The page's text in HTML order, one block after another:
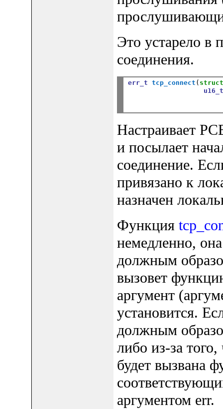
Это устарело в
соединения.
err_t tcp_connect ( struct
u16_t
Настраивает
и посылает
соединение.
привязано к
назначен
Функция
немедленно,
должным
вызовет
аргумент
установится.
должным
либо из-за
будет вызвана
аргументом err.